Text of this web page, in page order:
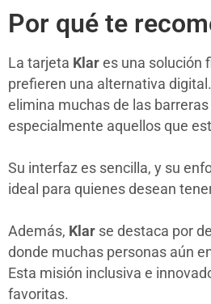
Por qué te
La tarjeta Klar es una solución
prefieren una alternativa
elimina muchas de las
especialmente aquellos que
Su interfaz es sencilla, y su
ideal para quienes desean
Además, Klar se destaca por
donde muchas personas aún
Esta misión inclusiva e
favoritas.